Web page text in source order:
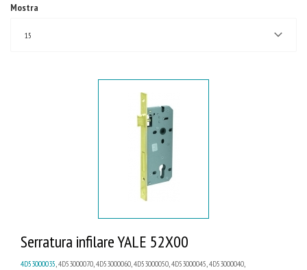
Mostra
15
Serratura infilare YALE 52X00
4D53000035, 4D53000070, 4D53000060, 4D53000050, 4D53000045, 4D53000040,